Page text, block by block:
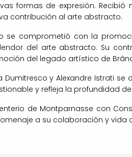
formas de expresión.
contribución al arte abstracto.
se comprometió con la
del arte abstracto. Su
del legado artístico de
Dumitresco y Alexandre Istrati
y refleja la profundidad
de Montparnasse con
a su colaboración y